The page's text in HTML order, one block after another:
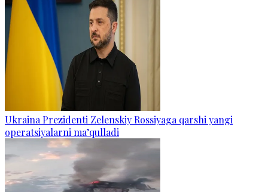
Ukraina Prezidenti Zelenskiy Rossiyaga qarshi yangi
operatsiyalarni ma’qulladi